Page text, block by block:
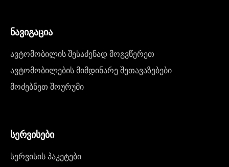
ნავიგაცია
ავტომობილის შესაძენად მოგვწერეთ
ავტომობილების მიმდინარე შეთავაზებები
მოძებნეთ შოურუმი
სერვისები
სერვისის პაკეტები